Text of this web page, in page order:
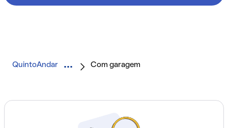
QuintoAndar Com garagem